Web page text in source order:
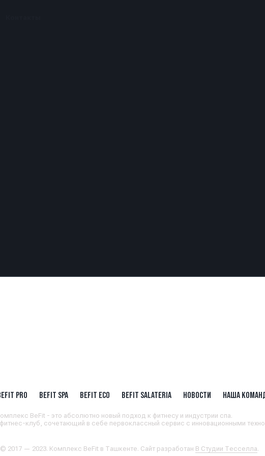
PRO BEFIT SPA BEFIT ECO BEFIT SALATERIA НОВОСТИ НАША
BeFit - это абсолютно новый подход к фитнесу и индустрии спа.
клуб, сочетающий в себе первоклассный сервис с инновационными
2017 — 2023. Комплекс BeFit в Ташкенте. Сайт разработан В Студии Тесселла.